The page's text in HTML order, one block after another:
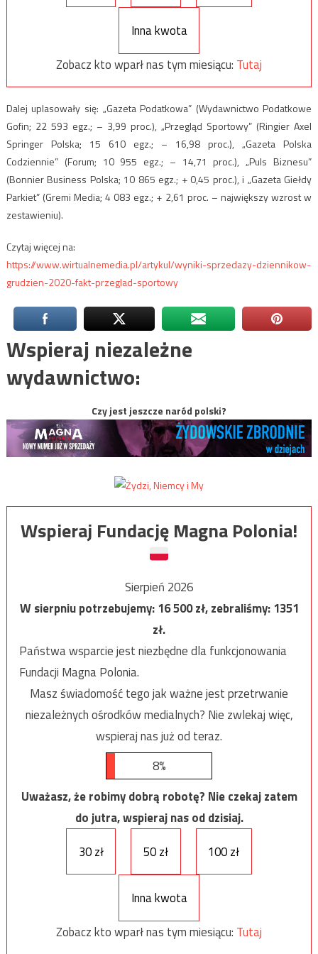
Inna kwota
Zobacz kto wparł nas tym miesiącu: Tutaj
Dalej uplasowały się: „Gazeta Podatkowa” (Wydawnictwo Podatkowe
Gofin; 22 593 egz.; – 3,99 proc.), „Przegląd Sportowy” (Ringier Axel
Springer Polska; 15 610 egz.; – 16,98 proc.), „Gazeta Polska
Codziennie” (Forum; 10 955 egz.; – 14,71 proc.), „Puls Biznesu”
(Bonnier Business Polska; 10 865 egz.; + 0,45 proc.), i „Gazeta Giełdy
Parkiet” (Gremi Media; 4 083 egz.; + 2,61 proc. – największy wzrost w
zestawieniu).
Czytaj więcej na:
https://www.wirtualnemedia.pl/artykul/wyniki-sprzedazy-dziennikow-
grudzien-2020-fakt-przeglad-sportowy
Wspieraj niezależne
wydawnictwo:
Czy jest jeszcze naród polski?
Wspieraj Fundację Magna Polonia!
Sierpień 2026
W sierpniu potrzebujemy:16 500zł, zebraliśmy:1351
zł.
Państwa wsparcie jest niezbędne dla funkcjonowania
Fundacji Magna Polonia.
Masz świadomość tego jak ważne jest przetrwanie
niezależnych ośrodków medialnych? Nie zwlekaj więc,
wspieraj nas już od teraz.
8%
Uważasz, że robimy dobrą robotę? Nie czekaj zatem
do jutra, wspieraj nas od dzisiaj.
30 zł
50 zł 100 zł
Inna kwota
Zobacz kto wparł nas tym miesiącu: Tutaj